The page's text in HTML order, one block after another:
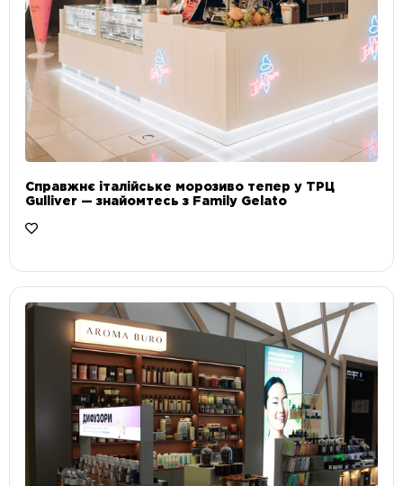
Справжнє італійське морозиво тепер у ТРЦ
Gulliver — знайомтесь з Family Gelato